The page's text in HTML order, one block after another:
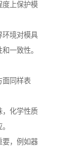
度上保护模
环境对模具
一致性。
面同样表
，化学性质
要，例如器